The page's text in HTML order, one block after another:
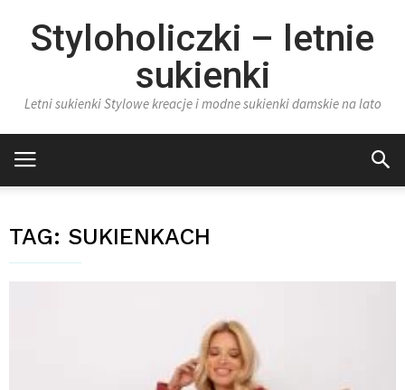
Styloholiczki – letnie
sukienki
Letni sukienki Stylowe kreacje i modne sukienki damskie na lato
TAG: SUKIENKACH